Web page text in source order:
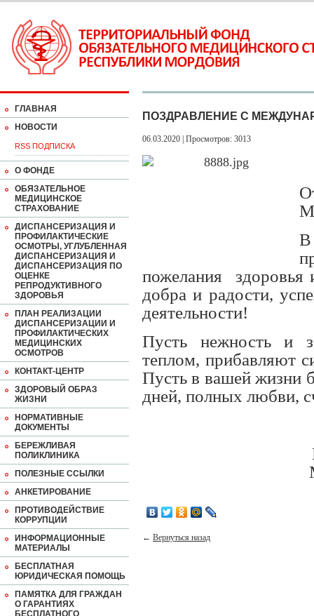
ГЛАВНАЯ
НОВОСТИ
RSS ПОДПИСКА
О ФОНДЕ
ОБЯЗАТЕЛЬНОЕ
МЕДИЦИНСКОЕ
СТРАХОВАНИЕ
ДИСПАНСЕРИЗАЦИЯ И
ПРОФИЛАКТИЧЕСКИЕ
ОСМОТРЫ, УГЛУБЛЕННАЯ
ДИСПАНСЕРИЗАЦИЯ И
ДИСПАНСЕРИЗАЦИЯ ПО
ОЦЕНКЕ
РЕПРОДУКТИВНОГО
ЗДОРОВЬЯ
ПЛАН РЕАЛИЗАЦИИ
ДИСПАНСЕРИЗАЦИИ И
ПРОФИЛАКТИЧЕСКИХ
МЕДИЦИНСКИХ
ОСМОТРОВ
КОНТАКТ-ЦЕНТР
ЗДОРОВЫЙ ОБРАЗ
ЖИЗНИ
НОРМАТИВНЫЕ
ДОКУМЕНТЫ
БЕРЕЖЛИВАЯ
ПОЛИКЛИНИКА
ПОЛЕЗНЫЕ ССЫЛКИ
АНКЕТИРОВАНИЕ
ПРОТИВОДЕЙСТВИЕ
КОРРУПЦИИ
ИНФОРМАЦИОННЫЕ
МАТЕРИАЛЫ
БЕСПЛАТНАЯ
ЮРИДИЧЕСКАЯ ПОМОЩЬ
ПАМЯТКА ДЛЯ ГРАЖДАН
О ГАРАНТИЯХ
БЕСПЛАТНОГО
ПОЗДРАВЛЕНИЕ С
06.03.2020 | Просмотров: 3013
В
пожелания
здоровья
добра и радости,
деятельности!
Пусть нежность и
теплом, прибавляют
Пусть в вашей жизни
дней, полных любви,
← Вернуться назад